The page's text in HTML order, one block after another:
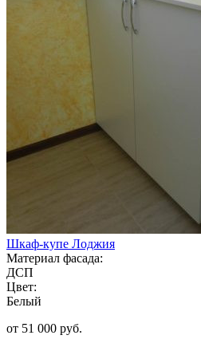
Шкаф-купе Лоджия
Материал фасада:
ДСП
Цвет:
Белый
от 51 000 руб.